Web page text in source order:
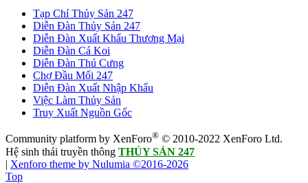
Tạp Chí Thủy Sản 247
Diễn Đàn Thủy Sản 247
Diễn Đàn Xuất Khẩu Thương Mại
Diễn Đàn Cá Koi
Diễn Đàn Thú Cưng
Chợ Đầu Mối 247
Diễn Đàn Xuất Nhập Khẩu
Việc Làm Thủy Sản
Truy Xuất Nguồn Gốc
Community platform by XenForo® © 2010-2022 XenForo Ltd.
Hệ sinh thái truyền thông THỦY SẢN 247
| Xenforo theme by Nulumia ©2016-2026
Top